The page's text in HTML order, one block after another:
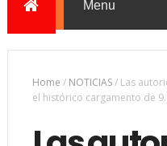
Home / NOTICIAS/ Las
el histórico cargamento de